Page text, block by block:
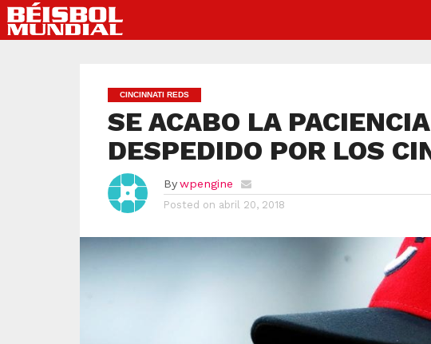
CINCINNATI REDS
SE ACABO LA
DESPEDIDO POR LOS
By wpengine
Posted on abril 20, 2018